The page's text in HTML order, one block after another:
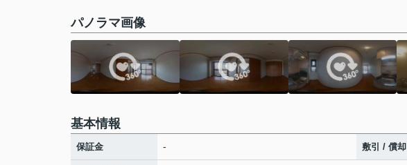
パノラマ画像
基本情報
保証金 - 敷引 / 償却